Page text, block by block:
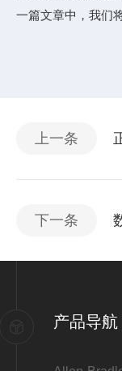
一篇文章中，我们
上一条
下一条
产品导航